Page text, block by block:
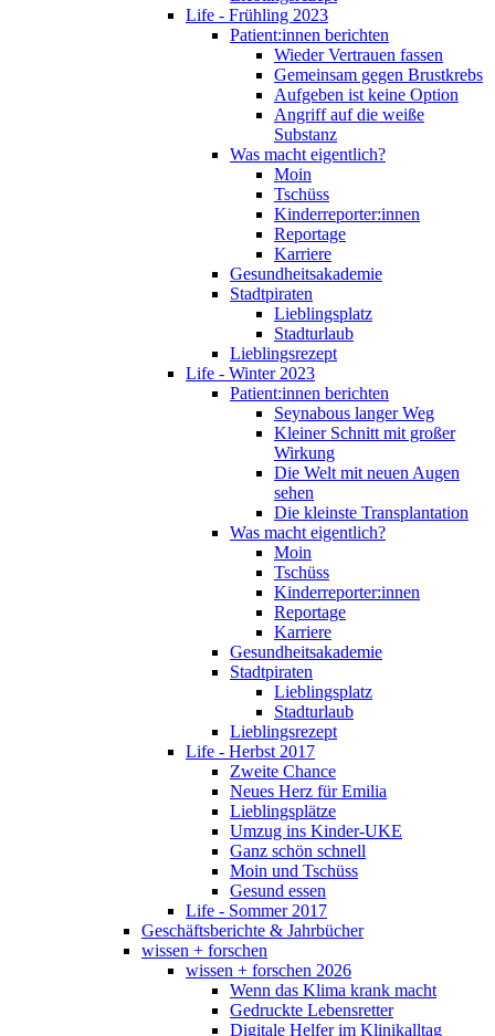
Life - Frühling 2023
Patient:innen berichten
Wieder Vertrauen fassen
Gemeinsam gegen Brustkrebs
Aufgeben ist keine Option
Angriff auf die weiße
Substanz
Was macht eigentlich?
Moin
Tschüss
Kinderreporter:innen
Reportage
Karriere
Gesundheitsakademie
Stadtpiraten
Lieblingsplatz
Stadturlaub
Lieblingsrezept
Life - Winter 2023
Patient:innen berichten
Seynabous langer Weg
Kleiner Schnitt mit großer
Wirkung
Die Welt mit neuen Augen
sehen
Die kleinste Transplantation
Was macht eigentlich?
Moin
Tschüss
Kinderreporter:innen
Reportage
Karriere
Gesundheitsakademie
Stadtpiraten
Lieblingsplatz
Stadturlaub
Lieblingsrezept
Life - Herbst 2017
Zweite Chance
Neues Herz für Emilia
Lieblingsplätze
Umzug ins Kinder-UKE
Ganz schön schnell
Moin und Tschüss
Gesund essen
Life - Sommer 2017
Geschäftsberichte & Jahrbücher
wissen + forschen
wissen + forschen 2026
Wenn das Klima krank macht
Gedruckte Lebensretter
Digitale Helfer im Klinikalltag